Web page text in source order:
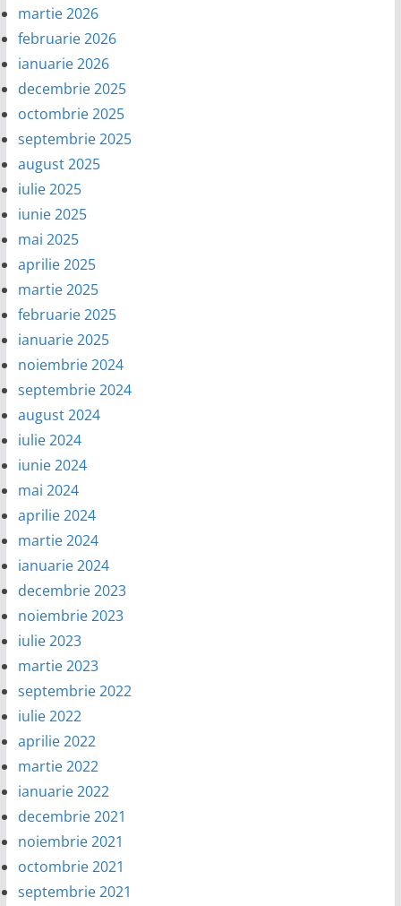
martie 2026
februarie 2026
ianuarie 2026
decembrie 2025
octombrie 2025
septembrie 2025
august 2025
iulie 2025
iunie 2025
mai 2025
aprilie 2025
martie 2025
februarie 2025
ianuarie 2025
noiembrie 2024
septembrie 2024
august 2024
iulie 2024
iunie 2024
mai 2024
aprilie 2024
martie 2024
ianuarie 2024
decembrie 2023
noiembrie 2023
iulie 2023
martie 2023
septembrie 2022
iulie 2022
aprilie 2022
martie 2022
ianuarie 2022
decembrie 2021
noiembrie 2021
octombrie 2021
septembrie 2021